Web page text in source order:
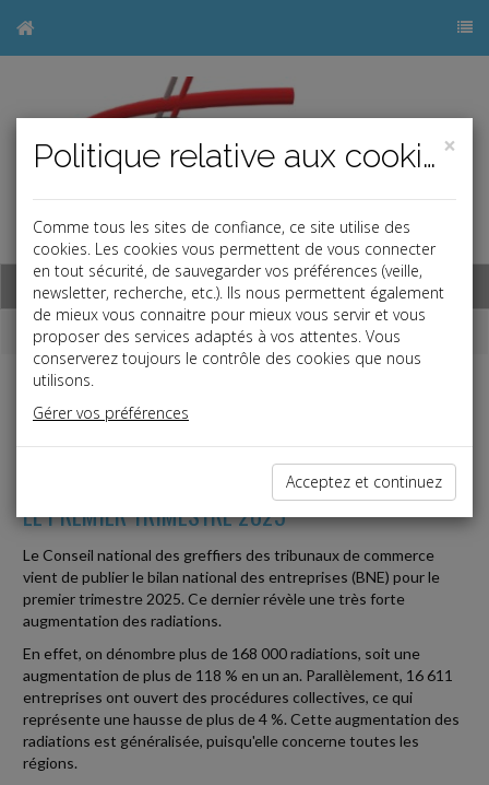
Base documentaire
Dépêches
Vie des affaires
UNE HAUSSE IMPORTANTE DES RADIATIONS SUR
LE PREMIER TRIMESTRE 2025
Le Conseil national des greffiers des tribunaux de commerce
vient de publier le bilan national des entreprises (BNE) pour le
premier trimestre 2025. Ce dernier révèle une très forte
augmentation des radiations.
En effet, on dénombre plus de 168 000 radiations, soit une
augmentation de plus de 118 % en un an. Parallèlement, 16 611
entreprises ont ouvert des procédures collectives, ce qui
représente une hausse de plus de 4 %. Cette augmentation des
radiations est généralisée, puisqu'elle concerne toutes les
régions.
×
Politique relative aux cookies
Comme tous les sites de confiance, ce site utilise des
cookies. Les cookies vous permettent de vous connecter
en tout sécurité, de sauvegarder vos préférences (veille,
newsletter, recherche, etc.). Ils nous permettent également
de mieux vous connaitre pour mieux vous servir et vous
proposer des services adaptés à vos attentes. Vous
conserverez toujours le contrôle des cookies que nous
utilisons.
Gérer vos préférences
Acceptez et continuez